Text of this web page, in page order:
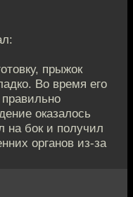
прыжок
Во время его
оказалось
на бок и получил
органов из-за